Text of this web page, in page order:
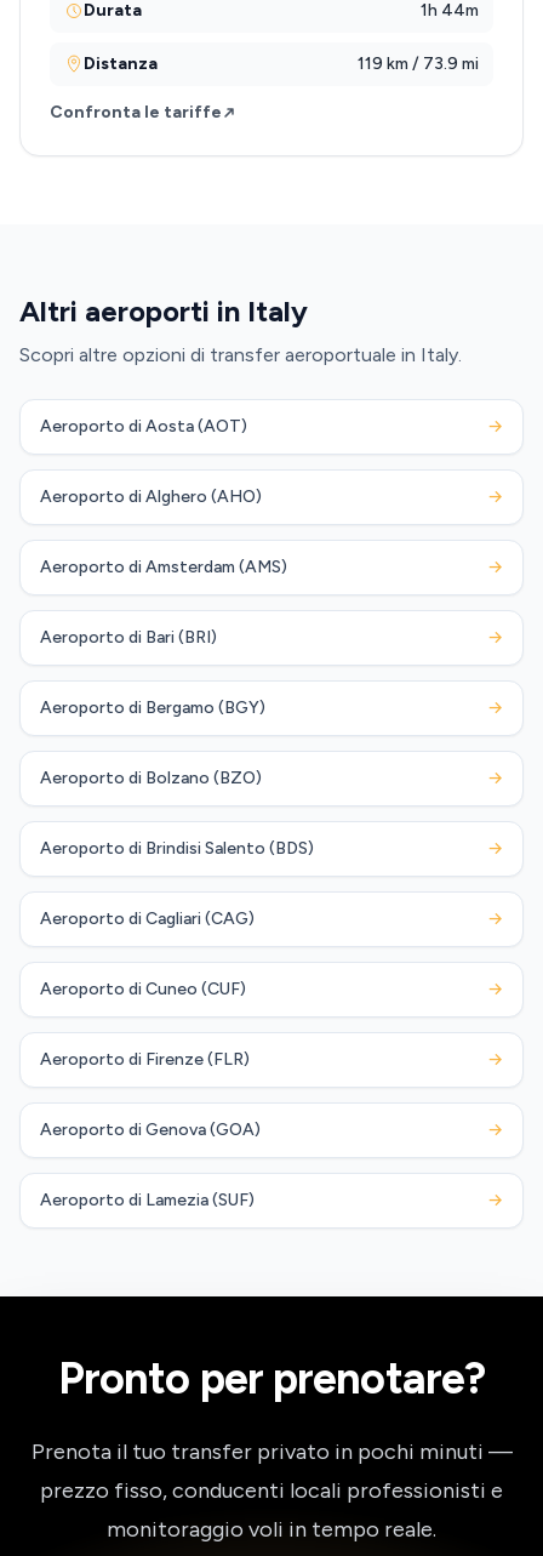
Durata 1h 44m
Distanza 119 km / 73.9 mi
Confronta le tariffe
Altri aeroporti in Italy
Scopri altre opzioni di transfer aeroportuale in Italy.
Aeroporto di Aosta (AOT) →
Aeroporto di Alghero (AHO) →
Aeroporto di Amsterdam (AMS) →
Aeroporto di Bari (BRI) →
Aeroporto di Bergamo (BGY) →
Aeroporto di Bolzano (BZO) →
Aeroporto di Brindisi Salento (BDS) →
Aeroporto di Cagliari (CAG) →
Aeroporto di Cuneo (CUF) →
Aeroporto di Firenze (FLR) →
Aeroporto di Genova (GOA) →
Aeroporto di Lamezia (SUF) →
Pronto per prenotare?
Prenota il tuo transfer privato in pochi minuti —
prezzo fisso, conducenti locali professionisti e
monitoraggio voli in tempo reale.